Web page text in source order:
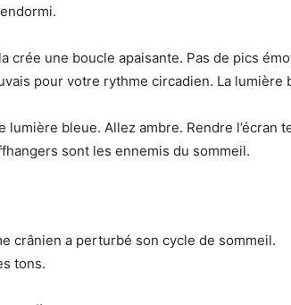
crée une boucle apaisante. Pas de pics
pour votre rythme circadien. La lumière
bleue. Allez ambre. Rendre l’écran
sont les ennemis du sommeil.
crânien a perturbé son cycle de sommeil.
tons.